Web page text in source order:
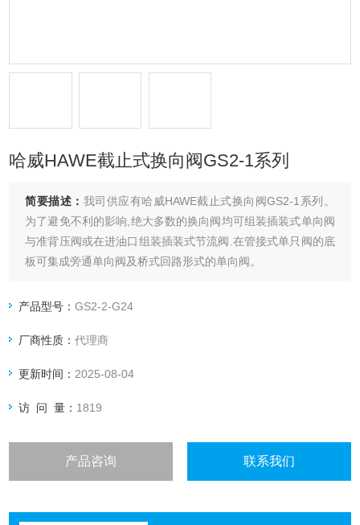
哈威HAWE截止式换向阀GS2-1系列
简要描述： 我司供应有哈威HAWE截止式换向阀GS2-1系列。
为了避免不利的影响,绝大多数的换向阀均可组装插装式单向阀
与准背压阀或在进油口组装插装式节流阀.在管接式单只阀的底
板可集成旁通单向阀及桥式回路形式的单向阀。
产品型号：GS2-2-G24
厂商性质：代理商
更新时间： 2025-08-04
访 问 量： 1819
产品咨询 联系我们